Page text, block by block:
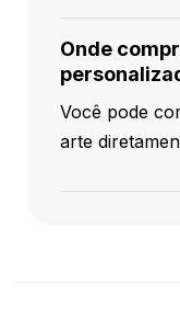
Onde
Você pode
arte